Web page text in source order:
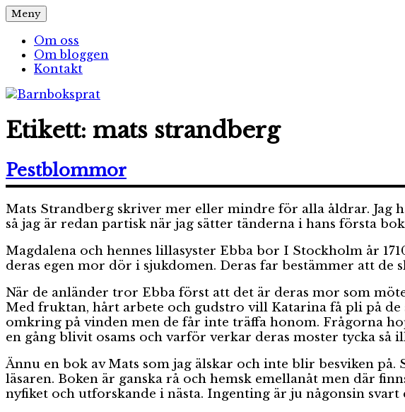
Hoppa
till
innehåll
Barnboksprat
– en blogg om barnböcker
Meny
Om oss
Om bloggen
Kontakt
Etikett: mats strandberg
Pestblommor
Mats Strandberg skriver mer eller mindre för alla åldrar. Jag
så jag är redan partisk när jag sätter tänderna i hans första
Magdalena och hennes lillasyster Ebba bor I Stockholm år
deras egen mor dör i sjukdomen. Deras far bestämmer att
När de anländer tror Ebba först att det är deras mor som
Med fruktan, hårt arbete och gudstro vill Katarina få pli på
omkring på vinden men de får inte träffa honom. Frågorna
en gång blivit osams och varför verkar deras moster tycka så
Ännu en bok av Mats som jag älskar och inte blir besviken
läsaren. Boken är ganska rå och hemsk emellanåt men där
nyfiket och utforskande i nästa. Ingenting är ju någonsin